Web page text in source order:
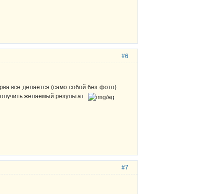
#6
все делается (само собой без фото)
желаемый результат.
#7